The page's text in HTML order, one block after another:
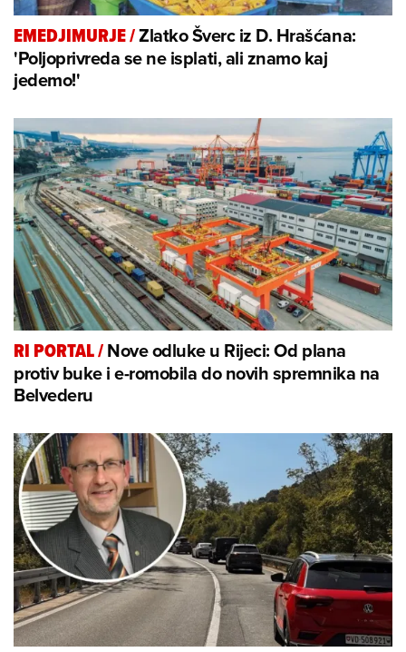
EMEDJIMURJE/Zlatko Šverc iz D. Hrašćana:
'Poljoprivreda se ne isplati, ali znamo kaj
jedemo!'
RI PORTAL/Nove odluke u Rijeci: Od plana
protiv buke i e-romobila do novih spremnika na
Belvederu